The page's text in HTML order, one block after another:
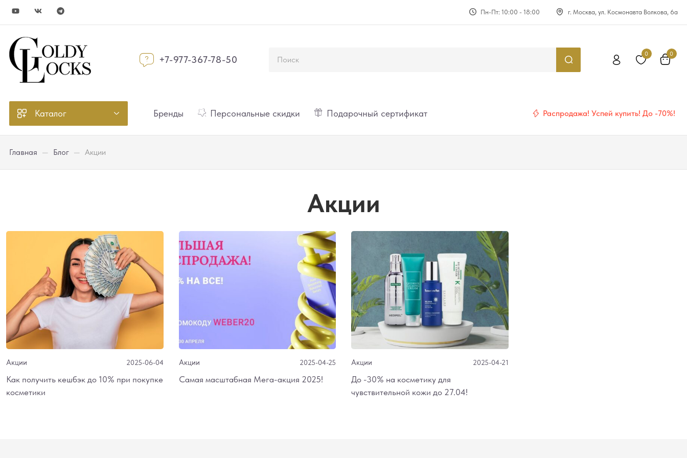
Пн-Пт: 10:00 - 18:00 г. Москва, ул. Космонавта Волкова, 6а
+7-977-367-78-50 0 0
Каталог Бренды Персональные скидки Подарочный сертификат Распродажа! Успей купить! До -70%!
Главная — Блог — Акции
Акции
Акции 2025-06-04
Как получить кешбэк до 10% при покупке
косметики
Акции 2025-04-25
Самая масштабная Мега-акция 2025!
Акции 2025-04-21
До -30% на косметику для
чувствительной кожи до 27.04!